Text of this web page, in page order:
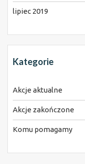
lipiec 2019
Kategorie
Akcje aktualne
Akcje zakończone
Komu pomagamy